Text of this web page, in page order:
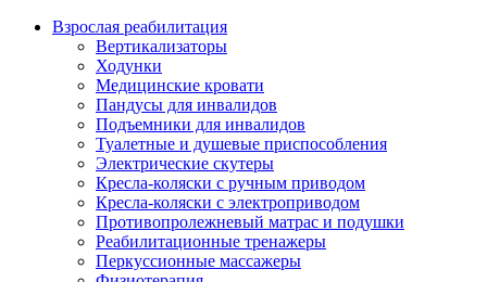
Взрослая реабилитация
Вертикализаторы
Ходунки
Медицинские кровати
Пандусы для инвалидов
Подъемники для инвалидов
Туалетные и душевые приспособления
Электрические скутеры
Кресла-коляски с ручным приводом
Кресла-коляски с электроприводом
Противопролежневый матрас и подушки
Реабилитационные тренажеры
Перкуссионные массажеры